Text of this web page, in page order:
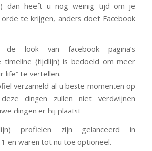
dan heeft u nog weinig tijd om je
te krijgen, anders doet Facebook
de look van facebook pagina’s
timeline (tijdlijn) is bedoeld om meer
life” te vertellen.
verzameld al u beste momenten op
dingen zullen niet verdwijnen
dingen er bij plaatst.
profielen zijn gelanceerd in
en waren tot nu toe optioneel.